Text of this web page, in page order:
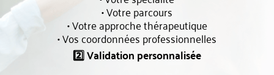
• Votre parcours
• Votre approche thérapeutique
• Vos coordonnées professionnelles
2️⃣ Validation personnalisée